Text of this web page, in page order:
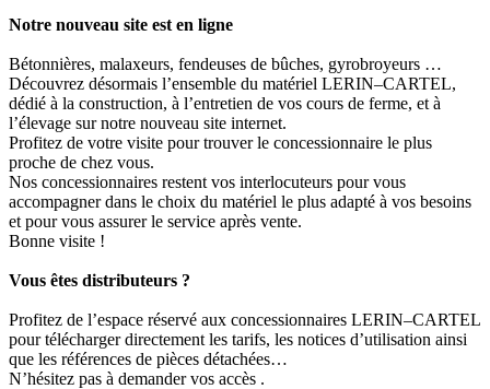
Notre nouveau site est en ligne
Bétonnières, malaxeurs, fendeuses de bûches, gyrobroyeurs …
Découvrez désormais l’ensemble du matériel LERIN–CARTEL,
dédié à la construction, à l’entretien de vos cours de ferme, et à
l’élevage sur notre nouveau site internet.
Profitez de votre visite pour trouver le concessionnaire le plus
proche de chez vous.
Nos concessionnaires restent vos interlocuteurs pour vous
accompagner dans le choix du matériel le plus adapté à vos besoins
et pour vous assurer le service après vente.
Bonne visite !
Vous êtes distributeurs ?
Profitez de l’espace réservé aux concessionnaires LERIN–CARTEL
pour téléchargerdirectement les tarifs, les notices d’utilisation ainsi
que les références de pièces détachées…
N’hésitez pas à demander vos accès .